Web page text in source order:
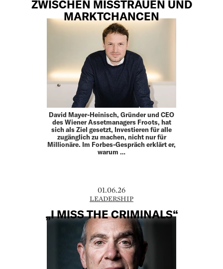
ZWISCHEN MISSTRAUEN UND
MARKTCHANCEN
David Mayer-Heinisch, Gründer und CEO
des Wiener Assetmanagers Froots, hat
sich als Ziel gesetzt, Investieren für alle
zugänglich zu machen, nicht nur für
Millionäre. Im Forbes-Gespräch erklärt er,
warum …
01.06.26
LEADERSHIP
„I MISS THE CRIMINALS“